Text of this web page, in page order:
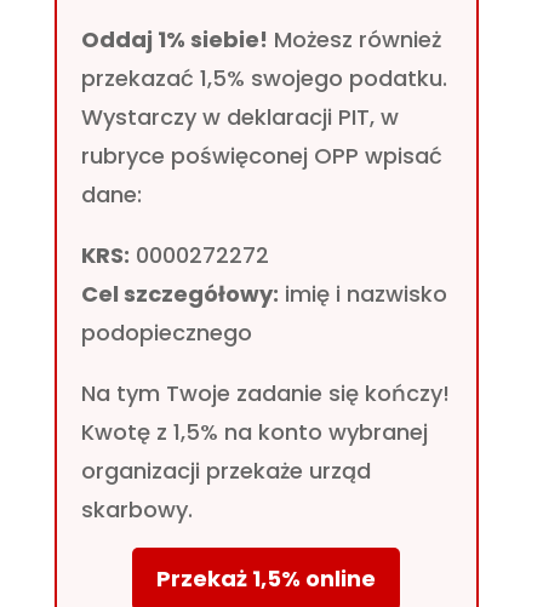
Oddaj 1% siebie! Możesz również
przekazać 1,5% swojego podatku.
Wystarczy w deklaracji PIT, w
rubryce poświęconej OPP wpisać
dane:
KRS: 0000272272
Cel szczegółowy: imię i nazwisko
podopiecznego
Na tym Twoje zadanie się kończy!
Kwotę z 1,5% na konto wybranej
organizacji przekaże urząd
skarbowy.
Przekaż 1,5% online